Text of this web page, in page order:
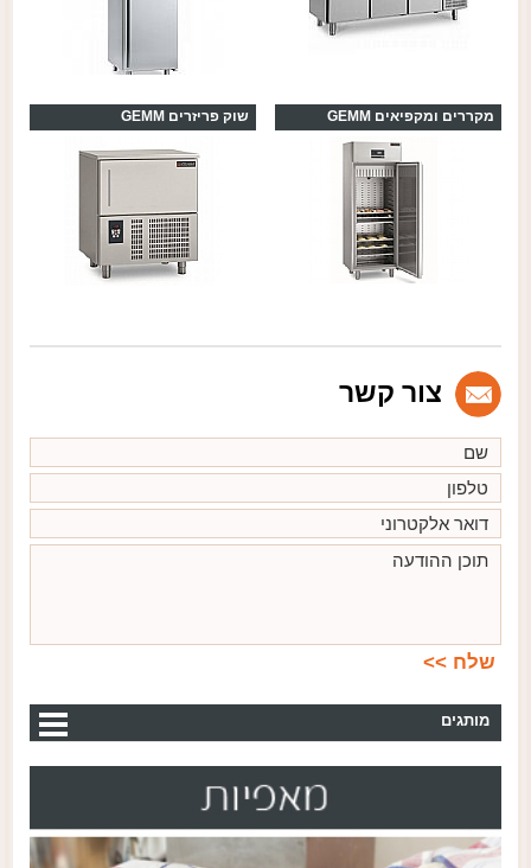
מקררים ומקפיאים GEMM שוק פריזרים GEMM
צור קשר
מותגים